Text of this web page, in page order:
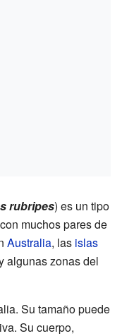
rubripes) es un tipo
muchos pares de
Australia, las islas
algunas zonas del
Su tamaño puede
Su cuerpo,